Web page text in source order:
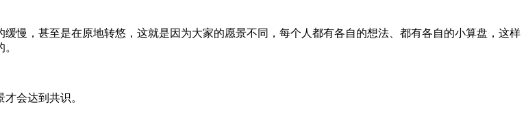
慢，甚至是在原地转悠，这就是因为大家的愿景不同，每个人都有各自的想法、都有各自的小算盘，这样
会达到共识。